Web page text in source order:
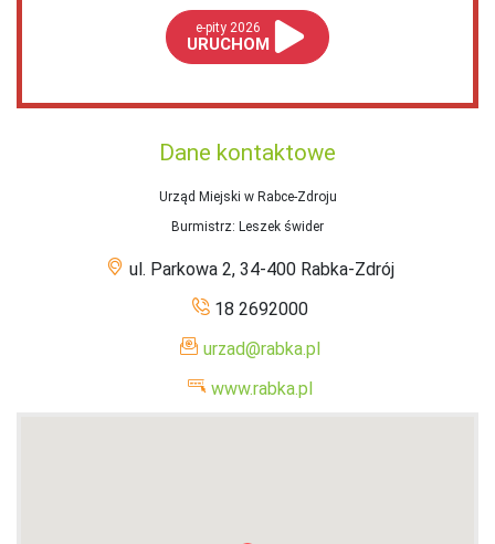
e-pity 2026
URUCHOM
Dane kontaktowe
Urząd Miejski w Rabce-Zdroju
Burmistrz: Leszek świder
ul. Parkowa 2, 34-400 Rabka-Zdrój
18 2692000
urzad@rabka.pl
www.rabka.pl